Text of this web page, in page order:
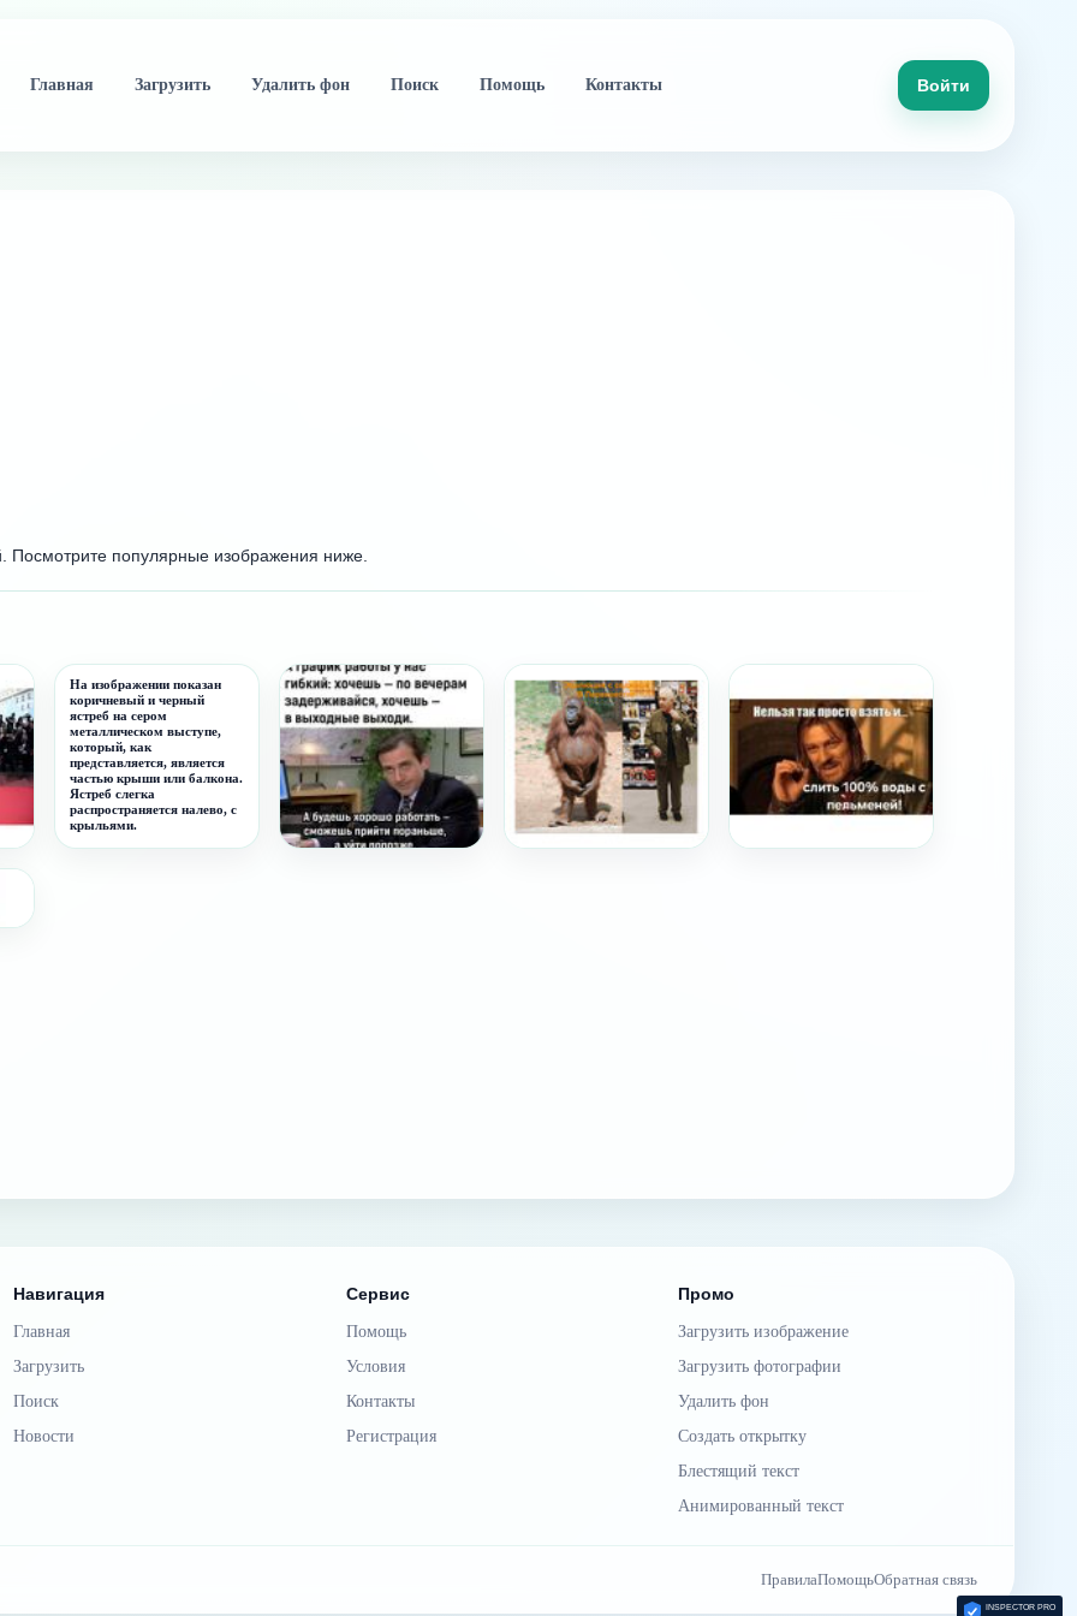
Главная Загрузить Удалить фон Поиск Помощь Контакты Войти
Посмотрите популярные изображения ниже.
На изображении показан
коричневый и черный
ястреб на сером
металлическом выступе,
который, как
представляется, является
частью крыши или балкона.
Ястреб слегка
распространяется налево, с
крыльями.
Навигация
Главная
Загрузить
Поиск
Новости
Сервис
Помощь
Условия
Контакты
Регистрация
Промо
Загрузить изображение
Загрузить фотографии
Удалить фон
Создать открытку
Блестящий текст
Анимированный текст
ПравилаПомощьОбратная связь
INSPECTOR PRO